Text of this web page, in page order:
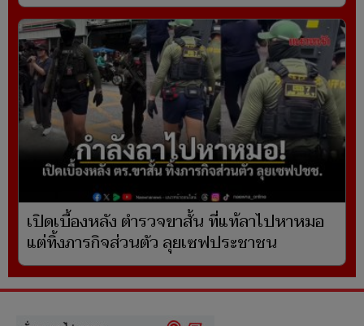
เปิดเบื้องหลัง ตำรวจขาสั้น ที่แท้ลาไปหาหมอ
แต่ทิ้งภารกิจส่วนตัว ลุยเซฟประชาชน